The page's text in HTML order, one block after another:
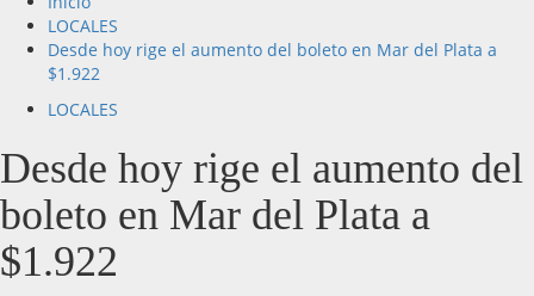
LOCALES
Desde hoy rige el aumento del boleto en Mar del Plata a
$1.922
LOCALES
Desde hoy rige el aumento del
boleto en Mar del Plata a
$1.922